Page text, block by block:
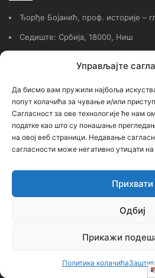
Управљајте
Да бисмо вам пружили најбоља
попут колачића за чување и/или
Сагласност за ове технологије ће нам
податке као што су понашање
на овој веб страници. Недавање
сагласности може негативно утицати
Прихвати
Одбиј
Прикажи
Политика колачића
Ђорђе Бојанић, проф. историје –
Седиште: Србија, 18000, Ниш
администратор –
Сајт није под финансијским,
профитабилан, заснива се на
Пријавите се на наш